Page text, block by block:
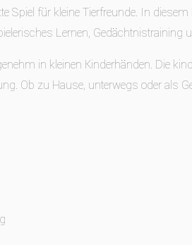
Spiel für kleine Tierfreunde. In
Lernen, Gedächtnistraining
in kleinen Kinderhänden. Die
Ob zu Hause, unterwegs oder als